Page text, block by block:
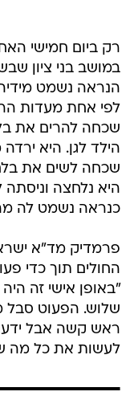
רק ביום חמישי
במושב בני ציון
הנראה נשמט
לפי אחת מעדות
שכחה להרים את
הילד לגן. היא
שכחה לשים את
היא נלחצה
כנראה נשמט לה
פרמדיק מד"א
החולים תוך כדי
"באופן אישי זה
שלוש. הפעוט סבל
ראש קשה אבל
לעשות את כל מה